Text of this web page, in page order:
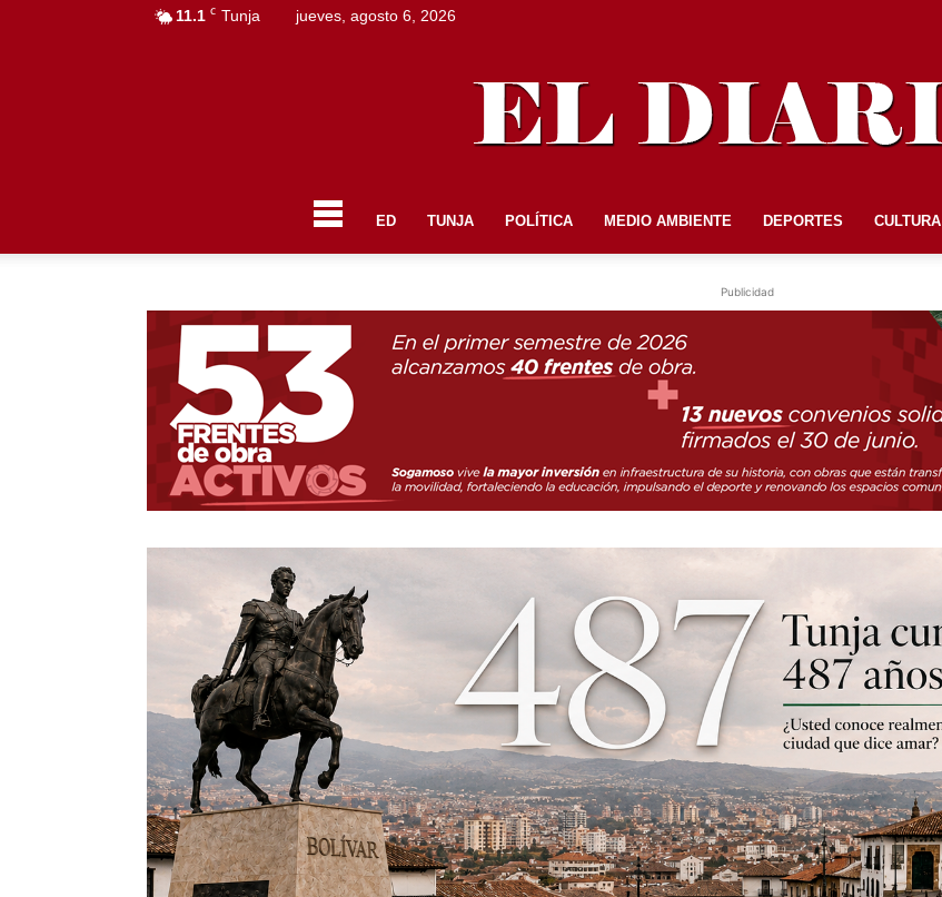
11.1 C Tunja jueves, agosto 6, 2026
DIARIO
ED TUNJA POLÍTICA MEDIO AMBIENTE DEPORTES CULTURA
Publicidad